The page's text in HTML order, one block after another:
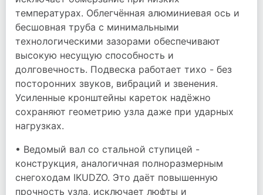
температурах. Облегчённая алюминиевая ось и
бесшовная труба с минимальными
технологическими зазорами обеспечивают
высокую несущую способность и
долговечность. Подвеска работает тихо - без
посторонних звуков, вибраций и звенения.
Усиленные кронштейны кареток надёжно
сохраняют геометрию узла даже при ударных
нагрузках.
• Ведомый вал со стальной ступицей -
конструкция, аналогичная полноразмерным
снегоходам IKUDZO. Это даёт повышенную
прочность узла, исключает люфты и